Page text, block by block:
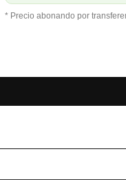
* Precio abonando por